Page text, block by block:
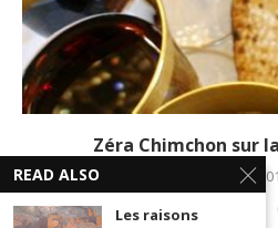
Zéra Chimchon sur
18 avril
READ ALSO
Les raisons